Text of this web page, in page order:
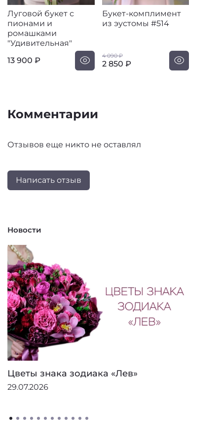
Луговой букет с
пионами и
ромашками
"Удивительная"
13 900 ₽
Букет-комплимент
из эустомы #514
4 090 ₽
2 850 ₽
Комментарии
Отзывов еще никто не оставлял
Написать отзыв
Новости
Цветы знака зодиака «Лев»
29.07.2026